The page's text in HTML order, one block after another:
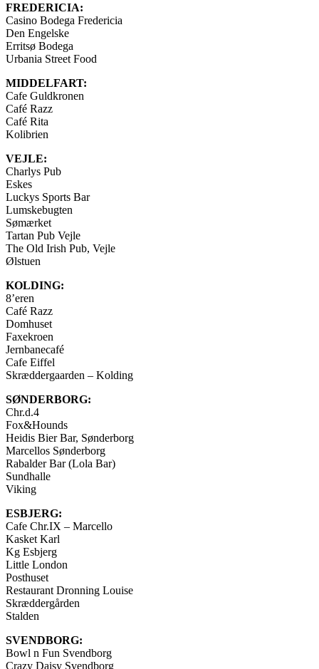
FREDERICIA:
Casino Bodega Fredericia
Den Engelske
Erritsø Bodega
Urbania Street Food
MIDDELFART:
Cafe Guldkronen
Café Razz
Café Rita
Kolibrien
VEJLE:
Charlys Pub
Eskes
Luckys Sports Bar
Lumskebugten
Sømærket
Tartan Pub Vejle
The Old Irish Pub, Vejle
Ølstuen
KOLDING:
8’eren
Café Razz
Domhuset
Faxekroen
Jernbanecafé
Cafe Eiffel
Skræddergaarden – Kolding
SØNDERBORG:
Chr.d.4
Fox&Hounds
Heidis Bier Bar, Sønderborg
Marcellos Sønderborg
Rabalder Bar (Lola Bar)
Sundhalle
Viking
ESBJERG:
Cafe Chr.IX – Marcello
Kasket Karl
Kg Esbjerg
Little London
Posthuset
Restaurant Dronning Louise
Skræddergården
Stalden
SVENDBORG:
Bowl n Fun Svendborg
Crazy Daisy Svendborg